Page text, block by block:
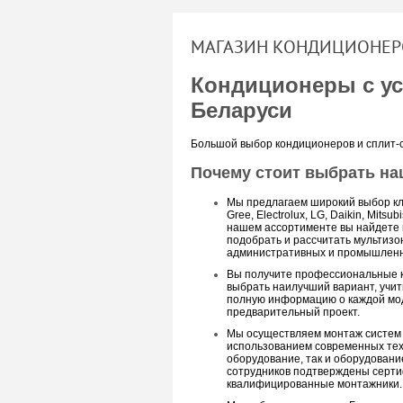
МАГАЗИН
Кондиционеры с
Беларуси
Большой выбор кондиционеров и сплит-
Почему стоит выбрать
Мы предлагаем широкий выбор
Gree, Electrolux, LG, Daikin,
нашем ассортименте вы
подобрать и рассчитать
административных и
Вы получите профессиональные
выбрать наилучший вариант,
полную информацию о каждой
предварительный проект.
Мы осуществляем монтаж систем
использованием современных
оборудование, так и
сотрудников подтверждены
квалифицированные монтажники.